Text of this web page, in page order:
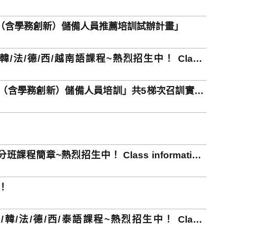
學務創新）儲備人員推薦培訓試辦計畫」
/法/德/西/越南語課程~熱烈招生中！ Class
含學務創新）儲備人員培訓」共5梯次召訓實施
班課程簡章~熱烈招生中！ Class information
韓/法/德/西/泰語課程~熱烈招生中！ Class